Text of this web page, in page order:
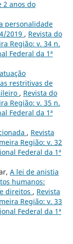
2 anos do
personalidade
2019 , Revista do
Região: v. 34 n.
Federal da 1ª
restritivas de
, Revista do
Região: v. 35 n.
Federal da 1ª
, Revista
Região: v. 32
Federal da 1ª
A lei de anistia
humanos:
direitos , Revista
Região: v. 33
Federal da 1ª